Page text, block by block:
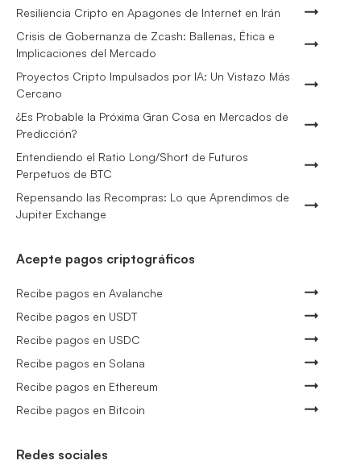
Resiliencia Cripto en Apagones de Internet en Irán
Crisis de Gobernanza de Zcash: Ballenas, Ética e
Implicaciones del Mercado
Proyectos Cripto Impulsados por IA: Un Vistazo Más
Cercano
¿Es Probable la Próxima Gran Cosa en Mercados de
Predicción?
Entendiendo el Ratio Long/Short de Futuros
Perpetuos de BTC
Repensando las Recompras: Lo que Aprendimos de
Jupiter Exchange
Acepte pagos criptográficos
Recibe pagos en Avalanche
Recibe pagos en USDT
Recibe pagos en USDC
Recibe pagos en Solana
Recibe pagos en Ethereum
Recibe pagos en Bitcoin
Redes sociales